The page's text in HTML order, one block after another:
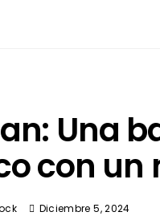
Una
con un
Diciembre 5, 2024